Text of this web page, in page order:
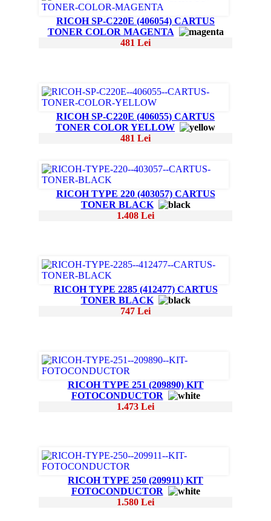
RICOH SP-C220E (406054) CARTUS
TONER COLOR MAGENTA
481 Lei
RICOH SP-C220E (406055) CARTUS
TONER COLOR YELLOW
481 Lei
RICOH TYPE 220 (403057) CARTUS
TONER BLACK
1.408 Lei
RICOH TYPE 2285 (412477) CARTUS
TONER BLACK
747 Lei
RICOH TYPE 251 (209890) KIT
FOTOCONDUCTOR
1.473 Lei
RICOH TYPE 250 (209911) KIT
FOTOCONDUCTOR
1.580 Lei